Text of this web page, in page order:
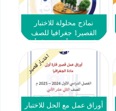
نماذج محلولة للاختبار
القصير1 جغرافيا للصف
#أ. البلاطي 2024-2025
اختبار قصير
أوراق عمل مع الحل للاختبار